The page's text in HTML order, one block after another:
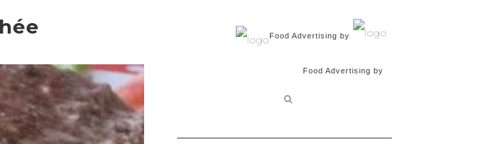
Food Advertising by
Food Advertising by